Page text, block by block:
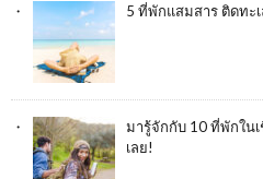
5 ที่พักแสมสาร ติดทะ
มารู้จักกับ 10 ที่พักใน
เลย!